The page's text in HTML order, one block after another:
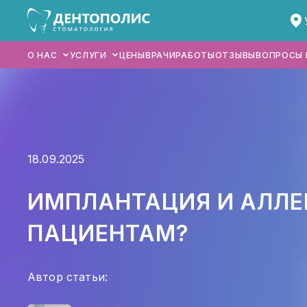
О НАС УСЛУГИ ЦЕНЫВРАЧИРАБОТЫОТЗЫВЫВОПРОСЫ
18.09.2025
ИМПЛАНТАЦИЯ И
ПАЦИЕНТАМ?
Автор статьи:
УСЛУГИ
ЦЕНЫ
РАБОТЫ